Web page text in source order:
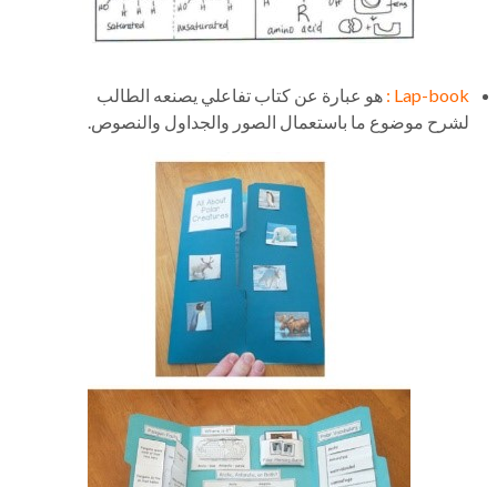
Lap-book : هو عبارة عن كتاب تفاعلي يصنعه الطالب
لشرح موضوع ما باستعمال الصور والجداول والنصوص.